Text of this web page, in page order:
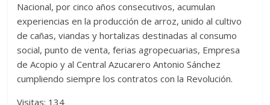
Nacional, por cinco años consecutivos, acumulan
experiencias en la producción de arroz, unido al cultivo
de cañas, viandas y hortalizas destinadas al consumo
social, punto de venta, ferias agropecuarias, Empresa
de Acopio y al Central Azucarero Antonio Sánchez
cumpliendo siempre los contratos con la Revolución.
Visitas: 134